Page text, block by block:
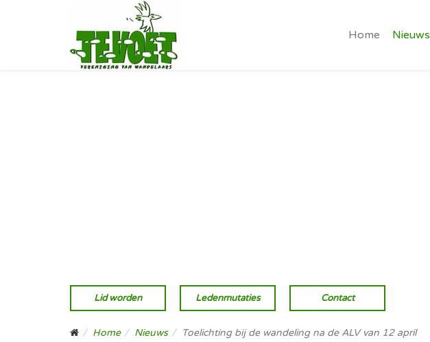
Home Nieuws
Lid worden Ledenmutaties Contact
Home Nieuws Toelichting bij de wandeling na de ALV van 12 april